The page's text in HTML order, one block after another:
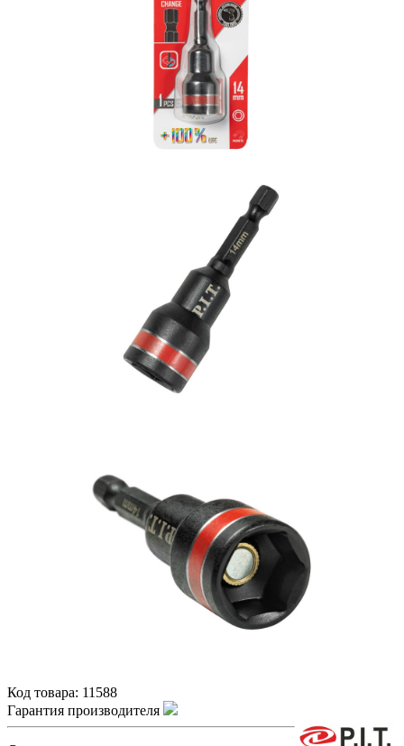
Код товара: 11588
Гарантия производителя